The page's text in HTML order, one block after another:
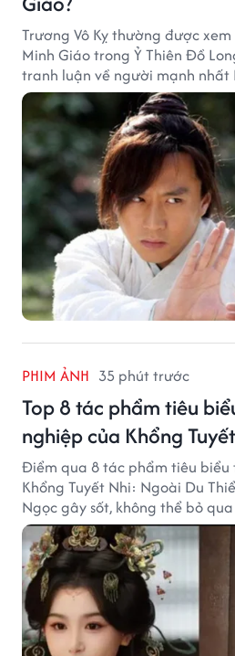
Trương Vô Kỵ thường được
Minh Giáo trong Ỷ Thiên Đồ
tranh luận về người mạnh nhất
Vô Kỵ vẫn luôn khiến nhiều độc
tâm.
PHIM ẢNH 35 phút trước
Top 8 tác phẩm tiêu
nghiệp của Khổng
Điểm qua 8 tác phẩm tiêu biểu
Khổng Tuyết Nhi: Ngoài Du
Ngọc gây sốt, không thể bỏ
Dương.